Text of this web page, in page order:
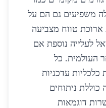
משפיעים גם הם על
ארוכת טווח מצביעה
לעלייה נוספת אם
העולמית. כל
כלכליות עדכניות
כוללת ניתוחים
דוגמאות